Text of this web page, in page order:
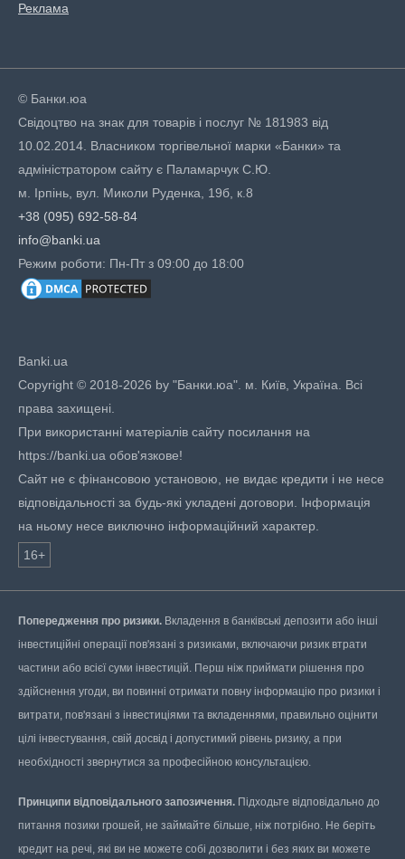
Реклама
© Банки.юа
Свідоцтво на знак для товарів і послуг № 181983 від
10.02.2014. Власником торгівельної марки «Банки» та
адміністратором сайту є Паламарчук С.Ю.
м. Ірпінь, вул. Миколи Руденка, 19б, к.8
+38 (095) 692-58-84
info@banki.ua
Режим роботи: Пн-Пт з 09:00 до 18:00
Banki.ua
Copyright © 2018-2026 by "Банки.юа". м. Київ, Україна. Всі
права захищені.
При використанні матеріалів сайту посилання на
https://banki.ua обов'язкове!
Сайт не є фінансовою установою, не видає кредити і не несе
відповідальності за будь-які укладені договори. Інформація
на ньому несе виключно інформаційний характер.
16+
Попередження про ризики. Вкладення в банківські депозити або інші
інвестиційні операції пов'язані з ризиками, включаючи ризик втрати
частини або всієї суми інвестицій. Перш ніж приймати рішення про
здійснення угоди, ви повинні отримати повну інформацію про ризики і
витрати, пов'язані з інвестиціями та вкладеннями, правильно оцінити
цілі інвестування, свій досвід і допустимий рівень ризику, а при
необхідності звернутися за професійною консультацією.
Принципи відповідального запозичення. Підходьте відповідально до
питання позики грошей, не займайте більше, ніж потрібно. Не беріть
кредит на речі, які ви не можете собі дозволити і без яких ви можете